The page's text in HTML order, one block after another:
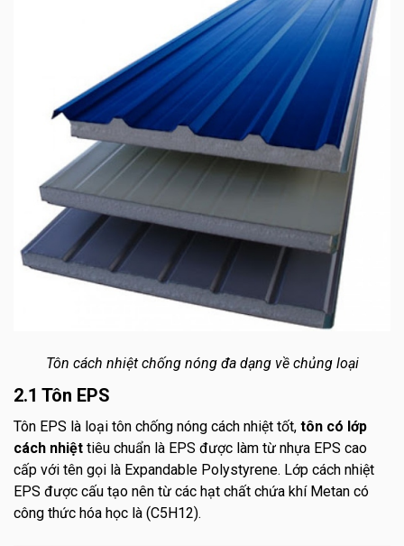
Tôn cách nhiệt chống nóng đa dạng về chủng loại
2.1 Tôn EPS
Tôn EPS là loại tôn chống nóng cách nhiệt tốt, tôn có lớp
cách nhiệt tiêu chuẩn là EPS được làm từ nhựa EPS cao
cấp với tên gọi là Expandable Polystyrene. Lớp cách nhiệt
EPS được cấu tạo nên từ các hạt chất chứa khí Metan có
công thức hóa học là (C5H12).